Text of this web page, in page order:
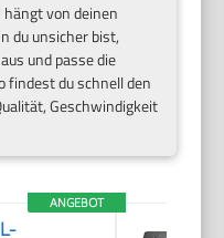
hängt von deinen
du unsicher bist,
und passe die
findest du schnell den
Geschwindigkeit
ANGEBOT